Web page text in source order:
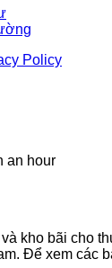
Policy
an hour
kho bãi cho
Để xem các